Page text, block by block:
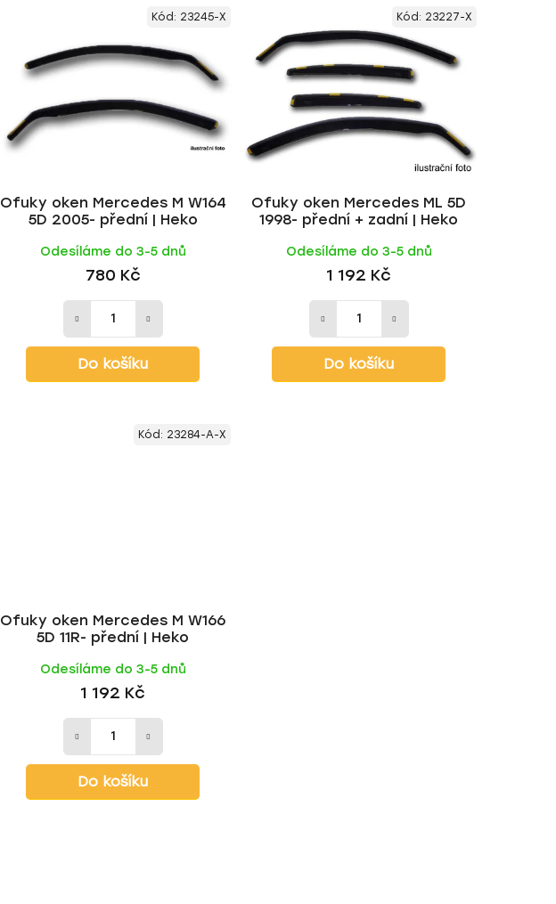
n
p
r
o
d
t
Ofuky oken Mercedes M W164
5D 2005- přední | Heko
Odesíláme do 3-5 dnů
780 Kč
Do košíku
Kód: 23245-X
Ofuky oken Mercedes ML 5D
1998- přední + zadní | Heko
Odesíláme do 3-5 dnů
1 192 Kč
Do košíku
Kód: 23227-X
Ofuky oken Mercedes M W166
5D 11R- přední | Heko
Odesíláme do 3-5 dnů
1 192 Kč
Do košíku
Kód: 23284-A-X